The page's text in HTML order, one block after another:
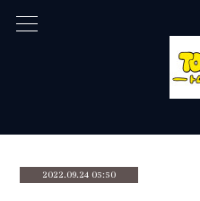
2022.09.24 05:50